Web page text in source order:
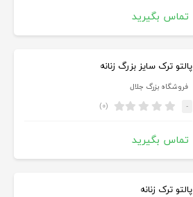
تماس بگیرید
پالتو ترک سایز بزرگ زنانه
فروشگاه بزرگ جلال
- (۰)
تماس بگیرید
پالتو ترک زنانه